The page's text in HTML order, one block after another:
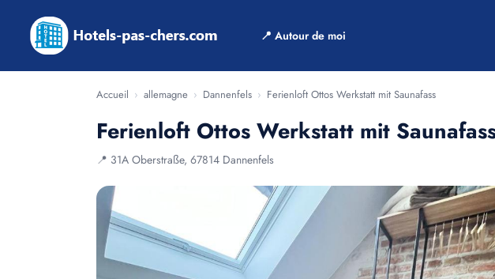
📍 Autour de moi
Accueil › allemagne › Dannenfels › Ferienloft Ottos Werkstatt mit Saunafass
Ferienloft Ottos Werkstatt mit
📍 31A Oberstraße, 67814 Dannenfels